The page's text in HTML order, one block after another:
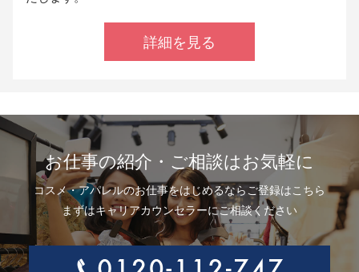
詳細を見る
お仕事の紹介・ご相談はお気軽に
コスメ・アパレルのお仕事をはじめるならご登録はこちら
まずはキャリアカウンセラーにご相談ください